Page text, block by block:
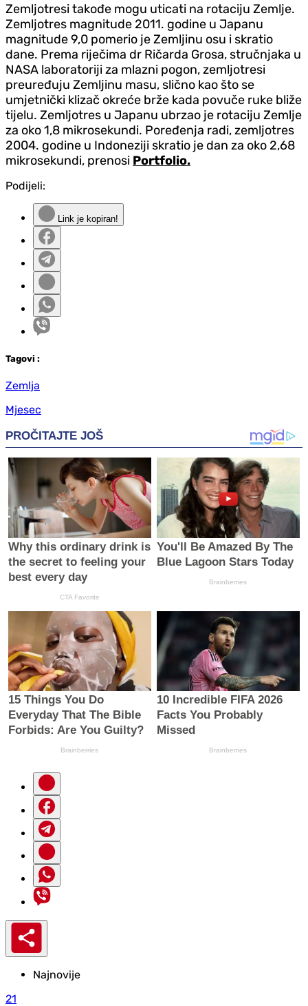
Zemljotresi takođe mogu uticati na rotaciju Zemlje.
Zemljotres magnitude 2011. godine u Japanu
magnitude 9,0 pomerio je Zemljinu osu i skratio
dane. Prema riječima dr Ričarda Grosa, stručnjaka u
NASA laboratoriji za mlazni pogon, zemljotresi
preuređuju Zemljinu masu, slično kao što se
umjetnički klizač okreće brže kada povuče ruke bliže
tijelu. Zemljotres u Japanu ubrzao je rotaciju Zemlje
za oko 1,8 mikrosekundi. Poređenja radi, zemljotres
2004. godine u Indoneziji skratio je dan za oko 2,68
mikrosekundi, prenosi Portfolio.
Podijeli:
Link je kopiran!
Tagovi :
Zemlja
Mjesec
Najnovije
21